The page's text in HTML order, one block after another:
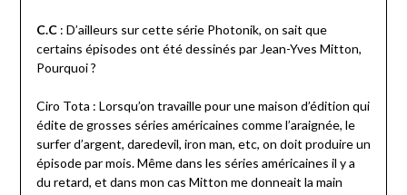
C.C: D’ailleurs sur cette série Photonik, on sait que
certains épisodes ont été dessinés par Jean-Yves Mitton,
Pourquoi ?
Ciro Tota : Lorsqu’on travaille pour une maison d’édition qui
édite de grosses séries américaines comme l’araignée, le
surfer d’argent, daredevil, iron man, etc, on doit produire un
épisode par mois. Même dans les séries américaines il y a
du retard, et dans mon cas Mitton me donneait la main